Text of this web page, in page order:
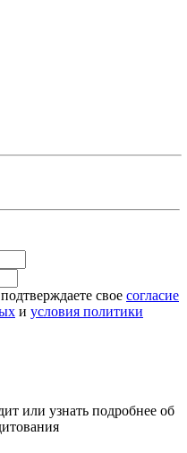
свое согласие
и условия политики
или узнать подробнее об